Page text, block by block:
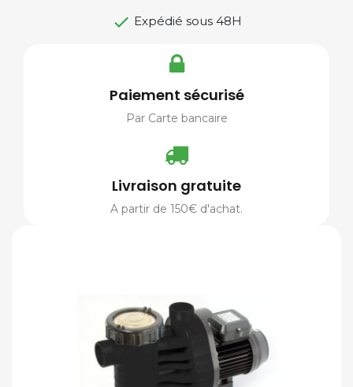
 Expédié sous 48H
Paiement sécurisé
Par Carte bancaire
Livraison gratuite
A partir de 150€ d'achat.